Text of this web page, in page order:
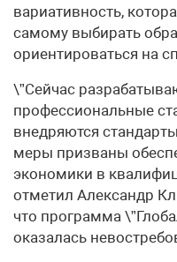
вариативность,
самому выбирать
ориентироваться на
\”Сейчас
профессиональные
внедряются
меры призваны
экономики в
отметил Александр
что программа
оказалась